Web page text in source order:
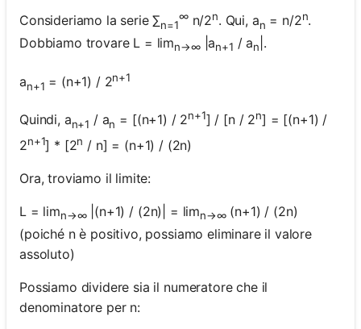
Consideriamo la serie ∑n=1
∞n/2n. Qui, an = n/2n.
Dobbiamo trovare L = limn→∞|an+1 / an |.
an+1 = (n+1) / 2n+1
Quindi, an+1 / an = [(n+1) / 2n+1] / [n / 2n] = [(n+1) /
2n+1] * [2n / n] = (n+1) / (2n)
Ora, troviamo il limite:
L = limn→∞|(n+1) / (2n)| = limn→∞(n+1) / (2n)
(poiché n è positivo, possiamo eliminare il valore
assoluto)
Possiamo dividere sia il numeratore che il
denominatore per n: